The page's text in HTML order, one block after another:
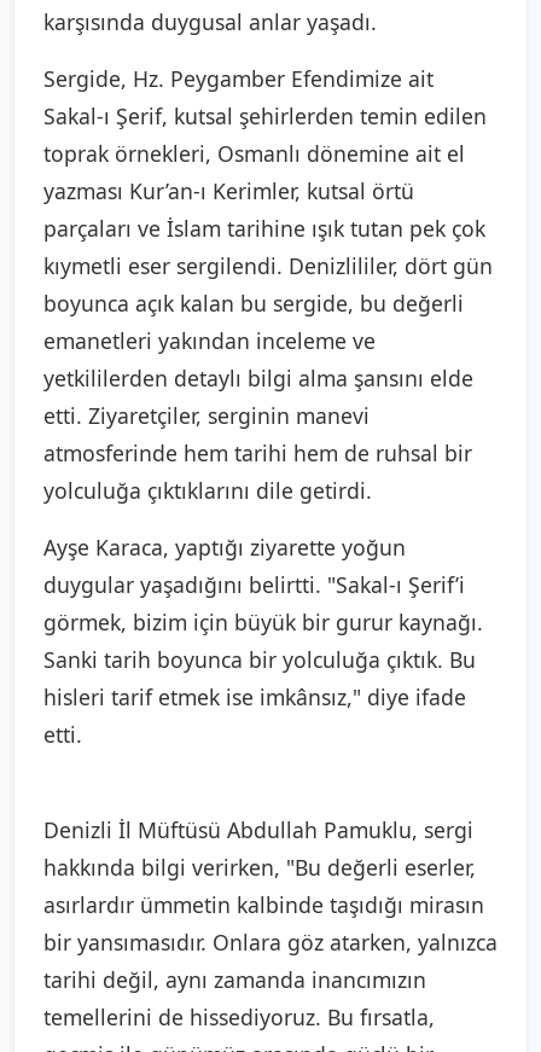
karşısında duygusal anlar yaşadı.
Sergide, Hz. Peygamber Efendimize ait
Sakal-ı Şerif, kutsal şehirlerden temin edilen
toprak örnekleri, Osmanlı dönemine ait el
yazması Kur’an-ı Kerimler, kutsal örtü
parçaları ve İslam tarihine ışık tutan pek çok
kıymetli eser sergilendi. Denizlililer, dört gün
boyunca açık kalan bu sergide, bu değerli
emanetleri yakından inceleme ve
yetkililerden detaylı bilgi alma şansını elde
etti. Ziyaretçiler, serginin manevi
atmosferinde hem tarihi hem de ruhsal bir
yolculuğa çıktıklarını dile getirdi.
Ayşe Karaca, yaptığı ziyarette yoğun
duygular yaşadığını belirtti. "Sakal-ı Şerif’i
görmek, bizim için büyük bir gurur kaynağı.
Sanki tarih boyunca bir yolculuğa çıktık. Bu
hisleri tarif etmek ise imkânsız," diye ifade
etti.
Denizli İl Müftüsü Abdullah Pamuklu, sergi
hakkında bilgi verirken, "Bu değerli eserler,
asırlardır ümmetin kalbinde taşıdığı mirasın
bir yansımasıdır. Onlara göz atarken, yalnızca
tarihi değil, aynı zamanda inancımızın
temellerini de hissediyoruz. Bu fırsatla,